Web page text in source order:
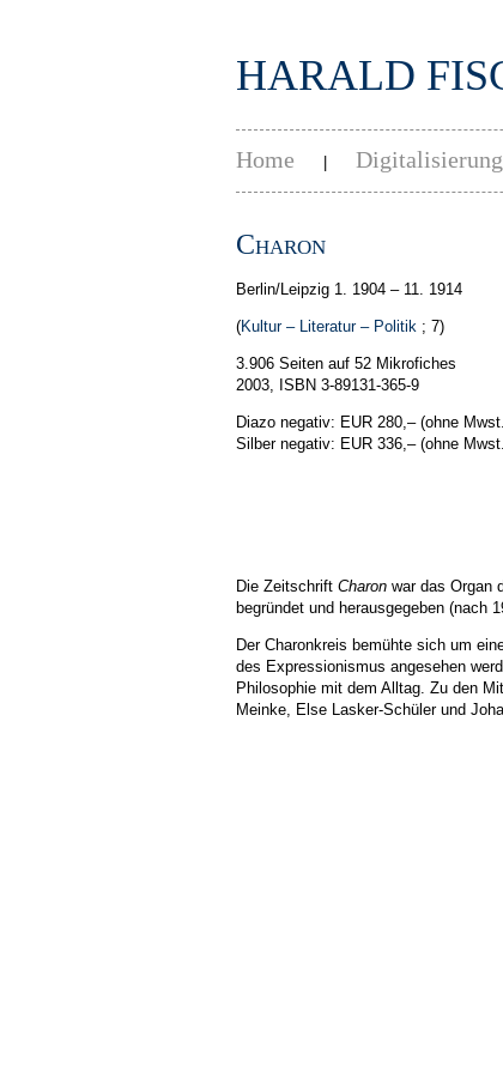
HARALD
Home Digitalisierung
Charon
Berlin/Leipzig 1. 1904 – 11. 1914
(Kultur – Literatur – Politik ; 7)
3.906 Seiten auf 52 Mikrofiches
2003, ISBN 3-89131-365-9
Diazo negativ: EUR 280,– (ohne
Silber negativ: EUR 336,– (ohne
Die Zeitschrift Charon war das Organ
begründet und herausgegeben (nach
Der Charonkreis bemühte sich um
des Expressionismus angesehen
Philosophie mit dem Alltag. Zu den
Meinke, Else Lasker-Schüler und